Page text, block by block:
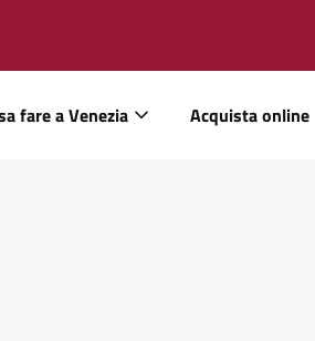
fare a Venezia Acquista online